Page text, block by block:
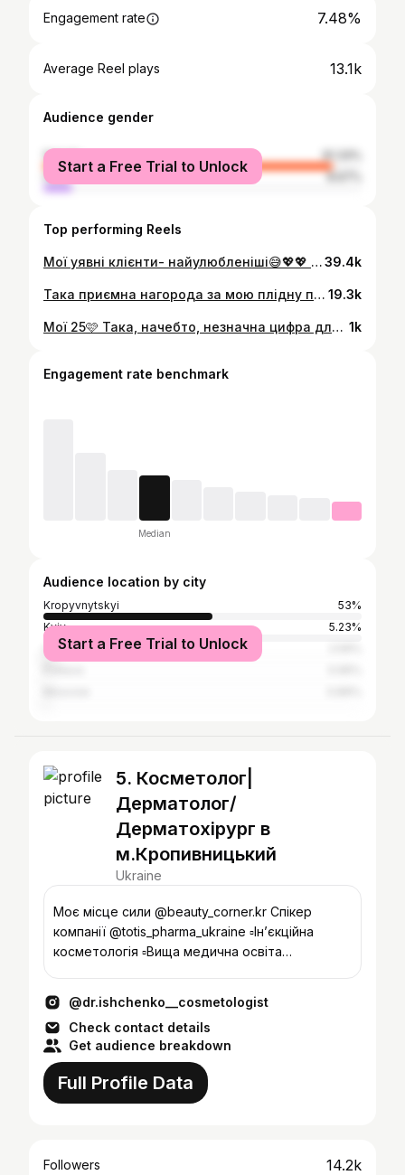
Engagement rate 7.48%
Average Reel plays 13.1k
Audience gender
female
91.33%
male
8.67%
Start a Free Trial to Unlock
Top performing Reels
Мої уявні клієнти- найулюбленіші😅💖💖 #кропивницкий #кератин #волосся39.4k
Така приємна нагорода за мою плідну працю ❤️‍🔥😍😍 дякую всім, хто розділяє зі мною цю безмежну любов до краси волосся 😻🥺❣️ 19.3k
Мої 25🩷 Така, начебто, незначна цифра для багатьох, але за цей період часу я пройшла всі круги від повного розчарування у собі до впевненої особистості . У квітні буде 8 років стажу моєї роботи в бʼюті індустрії. І це для мене дуже вагома цифра. Я віддала свою молодість, свої «золоті часи» для того, щоб відчувати стабільність під ногами. І надалі я хочу, щоб ви пишались мною, спостерігали за розвитком та були пліч о пліч. Адже за цей період я втратила подруг, перестала спілкуватись з 99% свого оточення, та загострила свій фокус лише виключно на роботі, я тут практично живу . Стільки змін сталось за ці часи. Я пишаюсь собою, це не завищена самооцінка, а нарешті адекватне ставлення до того, скільки себе я вам віддаю. Ви навіть не уявляєте , що для мене значить моя робота , мої дівчатка, я на всю голову стала залежна від процедур 😅 поки у мене вистачає здоровʼя, та я маю змогу вкладатись у свій розвиток - я буду ставати кращою версією себе ❤️💞 Дакую всім за поздоровлення, ви - найкращі 🥹🩷 1k
Engagement rate benchmark
Median
Audience location by city
Kropyvnytskyi
53%
Kyiv
5.23%
Odesa
Start a Free Trial to Unlock
5. Косметолог|
Дерматолог/
Дерматохірург в
м.Кропивницький
Ukraine
Моє місце сили @beauty_corner.kr Спікер
компанії @totis_pharma_ukraine ▫️Інʼєкційна
косметологія ▫️Вища медична освіта
@dr.ishchenko__cosmetologist
Check contact details
Get audience breakdown
Full Profile Data
Followers 14.2k